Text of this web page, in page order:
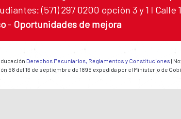
(571) 297 0200 opción 3 y 1 I Calle
- Oportunidades de mejora
Derechos Pecuniarios, Reglamentos y Constituciones |
58 del 16 de septiembre de 1895 expedida por el Ministerio de